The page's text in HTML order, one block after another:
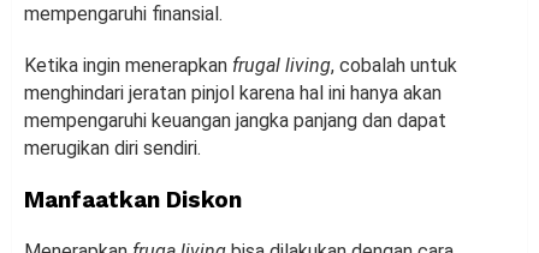
mempengaruhi finansial.
Ketika ingin menerapkan frugal living, cobalah untuk
menghindari jeratan pinjol karena hal ini hanya akan
mempengaruhi keuangan jangka panjang dan dapat
merugikan diri sendiri.
Manfaatkan Diskon